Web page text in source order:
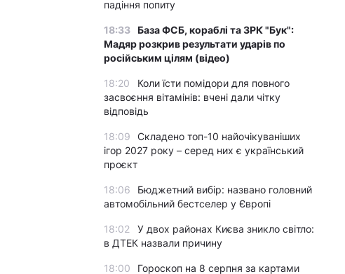
падіння попиту
18:33 База ФСБ, кораблі та ЗРК "Бук":
Мадяр розкрив результати ударів по
російським цілям (відео)
18:20
Коли їсти помідори для повного
засвоєння вітамінів: вчені дали чітку
відповідь
18:09
Складено топ-10 найочікуваніших
ігор 2027 року – серед них є український
проєкт
18:06
Бюджетний вибір: названо головний
автомобільний бестселер у Європі
18:02
У двох районах Києва зникло світло:
в ДТЕК назвали причину
18:00 Гороскоп на 8 серпня за картами